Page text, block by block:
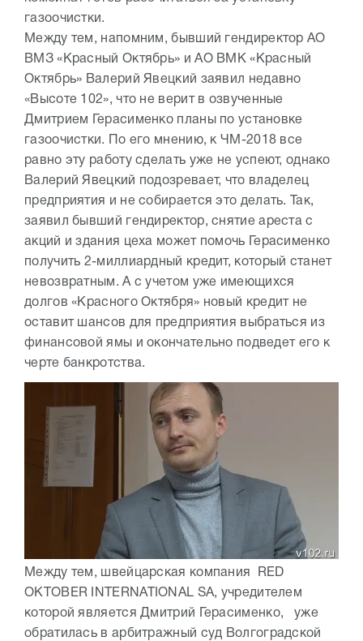
газоочистки.
Между тем, напомним, бывший гендиректор АО
ВМЗ «Красный Октябрь» и АО ВМК «Красный
Октябрь» Валерий Явецкий заявил недавно
«Высоте 102», что не верит в озвученные
Дмитрием Герасименко планы по установке
газоочистки. По его мнению, к ЧМ-2018 все
равно эту работу сделать уже не успеют, однако
Валерий Явецкий подозревает, что владелец
предприятия и не собирается это делать. Так,
заявил бывший гендиректор, снятие ареста с
акций и здания цеха может помочь Герасименко
получить 2-миллиардный кредит, который станет
невозвратным. А с учетом уже имеющихся
долгов «Красного Октября» новый кредит не
оставит шансов для предприятия выбраться из
финансовой ямы и окончательно подведет его к
черте банкротства.
Между тем, швейцарская компания RED
OKTOBER INTERNATIONAL SA, учредителем
которой является Дмитрий Герасименко, уже
обратилась в арбитражный суд Волгоградской